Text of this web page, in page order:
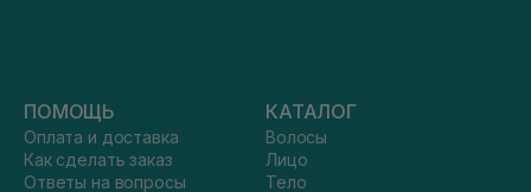
ПОМОЩЬ
Оплата и доставка
Как сделать заказ
Ответы на вопросы
КАТАЛОГ
Волосы
Лицо
Тело